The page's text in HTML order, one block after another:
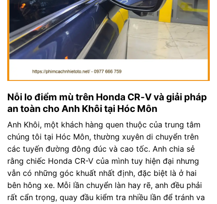
Nỗi lo điểm mù trên Honda CR-V và giải pháp
an toàn cho Anh Khôi tại Hóc Môn
Anh Khôi, một khách hàng quen thuộc của trung tâm
chúng tôi tại Hóc Môn, thường xuyên di chuyển trên
các tuyến đường đông đúc và cao tốc. Anh chia sẻ
rằng chiếc Honda CR-V của mình tuy hiện đại nhưng
vẫn có những góc khuất nhất định, đặc biệt là ở hai
bên hông xe. Mỗi lần chuyển làn hay rẽ, anh đều phải
rất cẩn trọng, quay đầu kiểm tra nhiều lần để tránh va